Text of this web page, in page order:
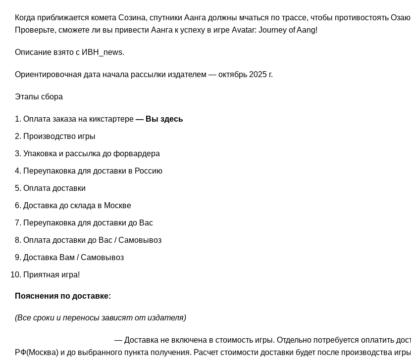
Когда приближается комета Созина, спутники Аанга должны мчаться по трассе, чтобы противостоять
Проверьте, сможете ли вы привести Аанга к успеху в игре Avatar: Journey of Aang!
Описание взято с ИВН_news.
Ориентировочная дата начала рассылки издателем — октябрь 2025 г.
Этапы сбора
Оплата заказа на кикстартере — Вы здесь
Производство игры
Упаковка и рассылка до форвардера
Переупаковка для доставки в Россию
Оплата доставки
Доставка до склада в Москве
Переупаковка для доставки до Вас
Оплата доставки до Вас / Самовывоз
Доставка Вам / Самовывоз
Приятная игра!
Пояснения по доставке:
(Все сроки и переносы зависят от издателя)
— Доставка не включена в стоимость игры. Отдельно потребуется оплатить
РФ(Москва) и до выбранного пункта получения. Расчет стоимости доставки будет после производства